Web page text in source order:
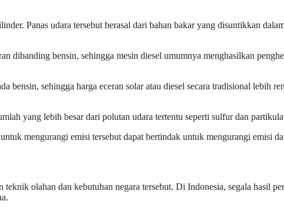
Panas udara tersebut berasal dari bahan bakar yang disuntikkan
dibanding bensin, sehingga mesin diesel umumnya menghasilkan
sehingga harga eceran solar atau diesel secara tradisional lebih
yang lebih besar dari polutan udara tertentu seperti sulfur dan
mengurangi emisi tersebut dapat bertindak untuk mengurangi emisi
olahan dan kebutuhan negara tersebut. Di Indonesia, segala hasil